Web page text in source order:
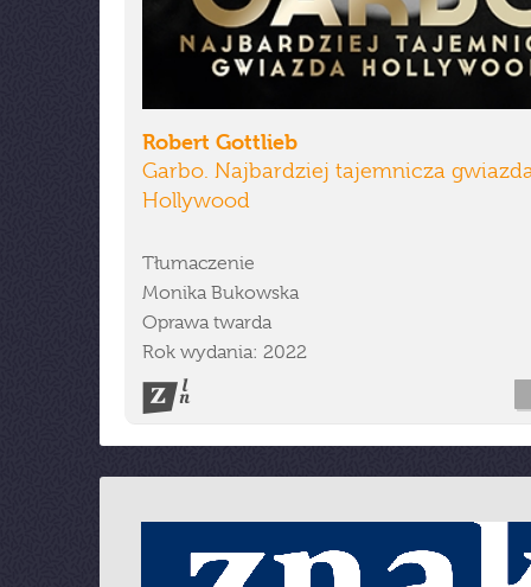
Robert Gottlieb
Garbo. Najbardziej tajemnicza
Hollywood
Tłumaczenie
Monika Bukowska
Oprawa twarda
Rok wydania: 2022